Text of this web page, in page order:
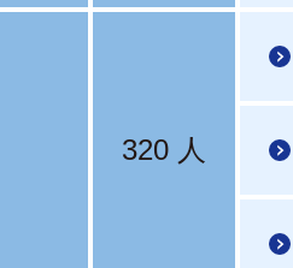
320 人